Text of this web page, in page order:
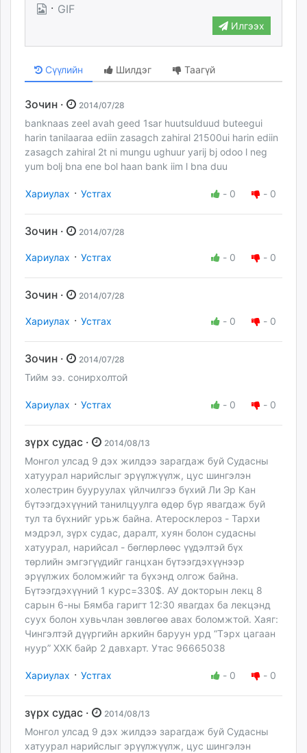
· GIF
Илгээх
Сүүлийн Шилдэг Таагүй
Зочин · 2014/07/28
banknaas zeel avah geed 1sar huutsulduud buteegui
harin tanilaaraa ediin zasagch zahiral 21500ui harin ediin
zasagch zahiral 2t ni mungu ughuur yarij bj odoo l neg
yum bolj bna ene bol haan bank iim l bna duu
Хариулах · Устгах - 0 - 0
Зочин · 2014/07/28
Хариулах · Устгах - 0 - 0
Зочин · 2014/07/28
Хариулах · Устгах - 0 - 0
Зочин · 2014/07/28
Тийм ээ. сонирхолтой
Хариулах · Устгах - 0 - 0
зүрх судас · 2014/08/13
Монгол улсад 9 дэх жилдээ зарагдаж буй Судасны
хатуурал нарийслыг эрүүлжүүлж, цус шингэлэн
холестрин бууруулах үйлчилгээ бүхий Ли Эр Кан
бүтээгдэхүүний танилцуулга өдөр бүр явагдаж буй
тул та бүхнийг урьж байна. Атеросклероз - Тархи
мэдрэл, зүрх судас, даралт, хуян болон судасны
хатуурал, нарийсал - бөглөрлөөс үүдэлтэй бүх
төрлийн эмгэгүүдийг ганцхан бүтээгдэхүүнээр
эрүүлжих боломжийг та бүхэнд олгож байна.
Бүтээгдэхүүний 1 курс=330$. АУ докторын лекц 8
сарын 6-ны Бямба гаригт 12:30 явагдах ба лекцэнд
суух болон хувьчлан зөвлөгөө авах боломжтой. Хаяг:
Чингэлтэй дүүргийн аркийн баруун урд “Тэрх цагаан
нуур” ХХК байр 2 давхарт. Утас 96665038
Хариулах · Устгах - 0 - 0
зүрх судас · 2014/08/13
Монгол улсад 9 дэх жилдээ зарагдаж буй Судасны
хатуурал нарийслыг эрүүлжүүлж, цус шингэлэн